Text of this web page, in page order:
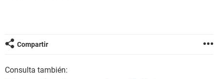
Compartir
Consulta también: